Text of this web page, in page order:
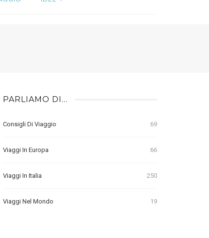
PARLIAMO DI…
Consigli Di Viaggio 69
Viaggi In Europa 66
Viaggi In Italia 250
Viaggi Nel Mondo 19